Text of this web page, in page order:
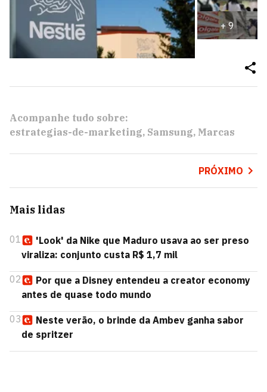
+9
Acompanhe tudo sobre:
estrategias-de-marketing Samsung Marcas
PRÓXIMO
Mais lidas
01
'Look' da Nike que Maduro usava ao ser preso
viraliza: conjunto custa R$ 1,7 mil
02
Por que a Disney entendeu a creator economy
antes de quase todo mundo
03
Neste verão, o brinde da Ambev ganha sabor
de spritzer